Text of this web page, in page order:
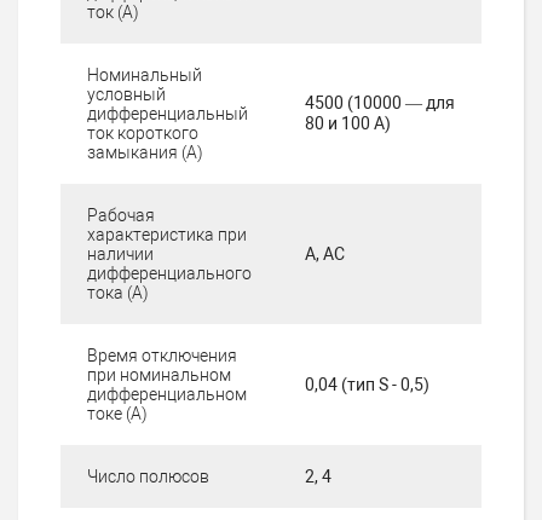
ток (А)
Номинальный
условный
дифференциальный
ток короткого
замыкания (А)
4500 (10000 — для
80 и 100 А)
Рабочая
характеристика при
наличии
дифференциального
тока (А)
А, АС
Время отключения
при номинальном
дифференциальном
токе (А)
0,04 (тип S - 0,5)
Число полюсов 2, 4